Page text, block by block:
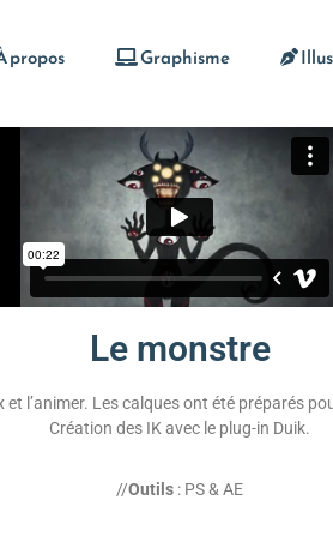
propos Graphisme
Le monstre
l’animer. Les calques ont été préparés
Création des IK avec le plug-in Duik.
//Outils : PS & AE